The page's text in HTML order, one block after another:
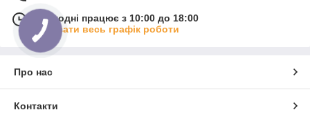
Сьогодні працює з 10:00 до 18:00
Показати весь графік роботи
Про нас
Контакти